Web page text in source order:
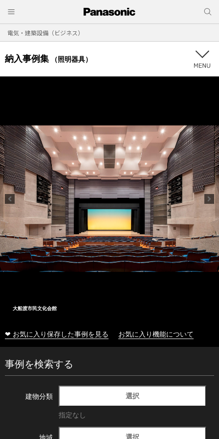
電気・建築設備（ビジネス）
納入事例集 （照明器具）
大船渡市民文化会館
❤ お気に入り保存した事例を見る お気に入り機能について
事例を検索する
建物分類 選択
指定なし
地域 選択